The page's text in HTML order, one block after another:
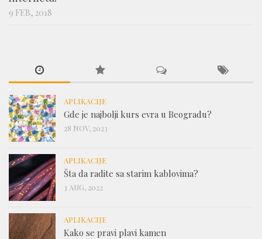
9 FEB, 2018
APLIKACIJE
Gde je najbolji kurs evra u Beogradu?
28 NOV, 2023
APLIKACIJE
Šta da radite sa starim kablovima?
3 AUG, 2022
APLIKACIJE
Kako se pravi plavi kamen